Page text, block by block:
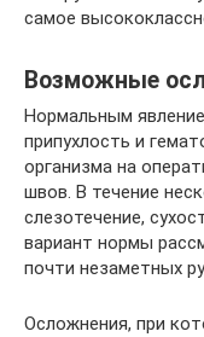
самое
Возможные
Нормальным
припухлость и
организма на
швов. В течение
слезотечение,
вариант нормы
почти незаметных
Осложнения, при